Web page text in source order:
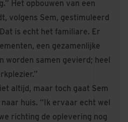
Het opbouwen van een
volgens Sem, gestimuleerd
is echt het familiare. Er
een gezamenlijke
worden samen gevierd; heel
altijd, maar toch gaat Sem
huis. “Ik ervaar echt wel
richting de oplevering nog